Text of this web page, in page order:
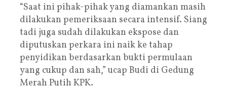
“Saat ini pihak-pihak yang diamankan masih
dilakukan pemeriksaan secara intensif. Siang
tadi juga sudah dilakukan ekspose dan
diputuskan perkara ini naik ke tahap
penyidikan berdasarkan bukti permulaan
yang cukup dan sah,” ucap Budi di Gedung
Merah Putih KPK.